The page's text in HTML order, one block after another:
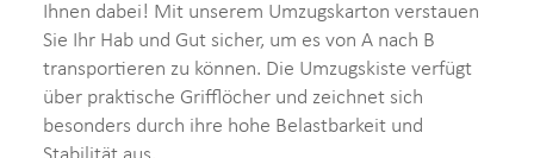
Ihnen dabei! Mit unserem Umzugskarton verstauen
Sie Ihr Hab und Gut sicher, um es von A nach B
transportieren zu können. Die Umzugskiste verfügt
über praktische Grifflöcher und zeichnet sich
besonders durch ihre hohe Belastbarkeit und